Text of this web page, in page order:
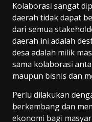
Kolaborasi sangat
daerah tidak dapat
dari semua
daerah ini adalah
desa adalah milik
sama kolaborasi
maupun bisnis dan
Perlu dilakukan
berkembang dan
ekonomi bagi